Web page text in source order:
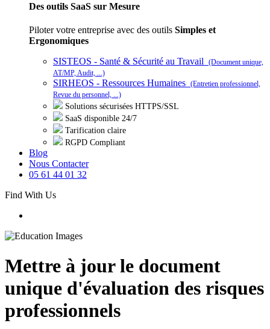
Des outils SaaS sur Mesure
Piloter votre entreprise avec des outils Simples et
Ergonomiques
SISTEOS - Santé & Sécurité au Travail
(Document unique,
AT/MP, Audit, ...)
SIRHEOS - Ressources Humaines (Entretien professionnel,
Revue du personnel, ...)
Solutions sécurisées HTTPS/SSL
SaaS disponible 24/7
Tarification claire
RGPD Compliant
Blog
Nous Contacter
05 61 44 01 32
Find With Us
Mettre à jour le document
unique d'évaluation des risques
professionnels